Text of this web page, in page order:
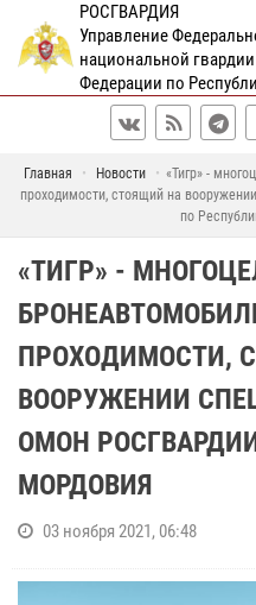
РОСГВАРДИЯ
Управление
национальной
Федерации по
Главная Новости
«Тигр» -
проходимости, стоящий на
по
«ТИГР» -
ПРОХОДИМОСТИ,
ВООРУЖЕНИИ
ОМОН
МОРДОВИЯ
03 ноября 2021, 06:48